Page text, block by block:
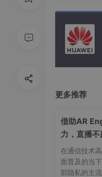
更多推荐
借助AR
力，直播
在通信技术
面普及的当
部隐私的主